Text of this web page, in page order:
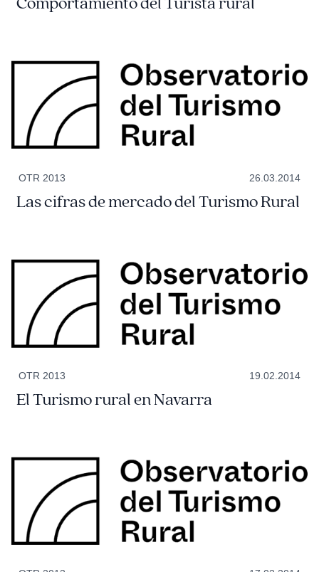
OTR 2013 26.03.2014
Las cifras de mercado del Turismo Rural
OTR 2013 19.02.2014
El Turismo rural en Navarra